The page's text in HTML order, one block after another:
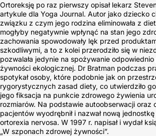
Ortoreksję po raz pierwszy opisał lekarz
artykule dla Yoga Journal. Autor jako dziecko
związku z czym jego rodzina eliminowała z
mogłyby negatywnie wpłynąć na stan jego
zachowania spowodowały lęk przed
szkodliwymi, a to z kolei przerodziło się w
pozwalała jedynie na spożywanie
żywności ekologicznej. Dr Bratman podczas
spotykał osoby, które podobnie jak on
rygorystycznych zasad diety, co utwierdziło
jego fiksacja na punkcie zdrowego żywienia
rozmiarów. Na podstawie autoobserwacji oraz
pacjentów wyodrębnił i nazwał nową
ortorexia nervosa. W 1997 r. napisał i wydał
„W szponach zdrowej żywności”.